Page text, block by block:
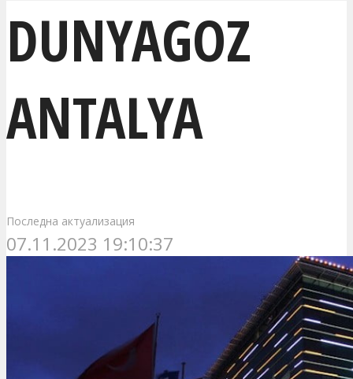
DUNYAGOZ
ANTALYA
Последна актуализация
07.11.2023 19:10:37